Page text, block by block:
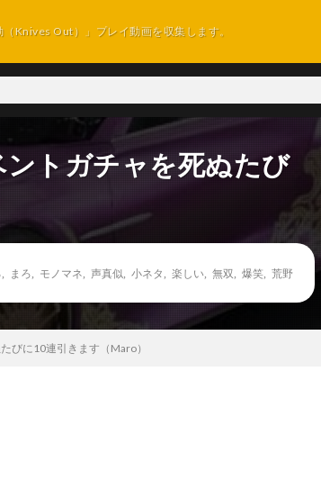
Knives Out）」プレイ動画を収集します。
ントガチャを死ぬたび
まろ モノマネ 声真似 小ネタ 楽しい 無双 爆笑
荒野
びに10連引きます（Maro）